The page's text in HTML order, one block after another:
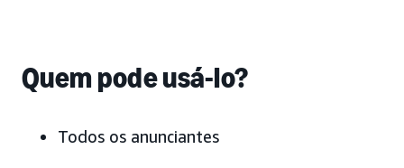
Quem pode usá-lo?
Todos os anunciantes